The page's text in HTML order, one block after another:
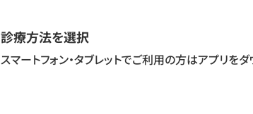
診療方法を選択
スマートフォン・タブレットでご利用の方はアプリをダ